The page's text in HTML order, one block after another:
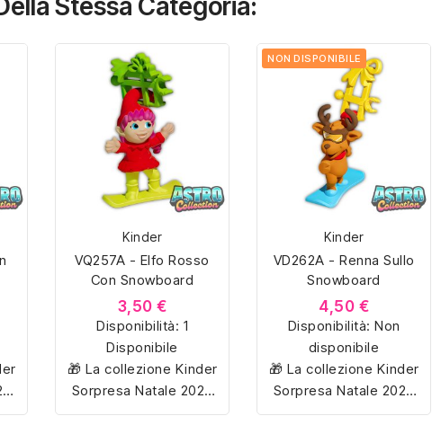
Kinder
VQ257A - Elfo Rosso
Con Snowboard
3,50 €
Disponibilità: 1
Disponibile
🎁 La collezione Kinder
Sorpresa Natale 2025
include12 personaggi
NON DISPONIBILE
Kinder
VD262A - Renna Sullo
Snowboard
4,50 €
Disponibilità: Non
disponibile
🎁 La collezione Kinder
Sorpresa Natale 2025
include12 personaggi